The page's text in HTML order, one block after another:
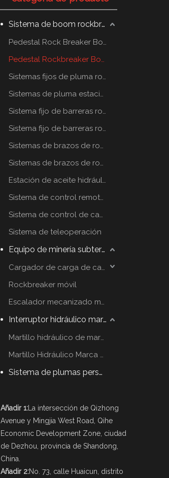
Sistema de boom rockbreaker
Pedestal Rock Breaker Boom System
Pedestal Rockbreaker Boom System
Sistemas fijos de pluma rompe rocas
Sistemas de pluma estacionaria rompe rocas
Sistema fijo de barreras rompe rocas
Sistema fijo de barreras rompe rocas
Sistemas de brazos de rompe rocas estáticos
Sistemas de brazos de rompe rocas estáticos
Estación de aceite hidráulico
Sistema de control remoto por radio
Sistema de control de cabina
Sistema de teleoperación
Equipo de minería subterráneo
Cargador de carga de carga
Rockbreaker móvil
Escalador mecanizado móvil
Interruptor hidráulico martillo
Martillo hidráulico de marca YZH
Martillo Hidráulico Marca Rammer
Sistema de plumas personalizadas
Añadir 1: La intersección de Qizhong
Avenue y Mingjia West Road, Qihe
Economic Development Zone, ciudad
de Dezhou, provincia de Shandong,
China.
Añadir 2:No. 73, calle Huaicun, distrito